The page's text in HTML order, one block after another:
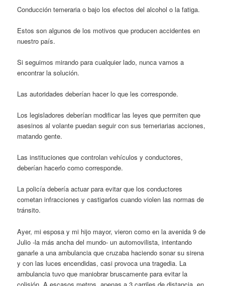
Conducción temeraria o bajo los efectos del alcohol o la fatiga.
Estos son algunos de los motivos que producen accidentes en
nuestro país.
Si seguimos mirando para cualquier lado, nunca vamos a
encontrar la solución.
Las autoridades deberían hacer lo que les corresponde.
Los legisladores deberían modificar las leyes que permiten que
asesinos al volante puedan seguir con sus temeriarias acciones,
matando gente.
Las instituciones que controlan vehículos y conductores,
deberían hacerlo como corresponde.
La policía debería actuar para evitar que los conductores
cometan infracciones y castigarlos cuando violen las normas de
tránsito.
Ayer, mi esposa y mi hijo mayor, vieron como en la avenida 9 de
Julio -la más ancha del mundo- un automovilista, intentando
ganarle a una ambulancia que cruzaba haciendo sonar su sirena
y con las luces encendidas, casi provoca una tragedia. La
ambulancia tuvo que maniobrar bruscamente para evitar la
colisión. A escasos metros, apenas a 3 carriles de distancia, en